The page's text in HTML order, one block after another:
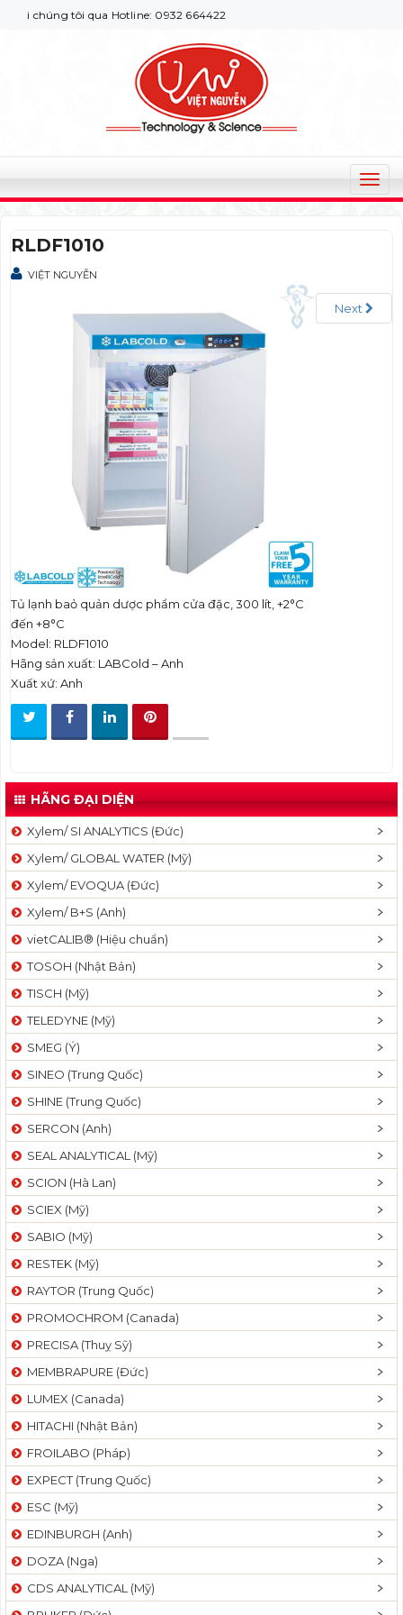
chúng tôi qua Hotline: 0932 664422
T
o
n
a
RLDF1010
VIỆT NGUYỄN
Next
Tủ lạnh baỏ quản dược phẩm cửa đặc, 300 lít, +2°C
đến +8°C
Model: RLDF1010
Hãng sản xuất: LABCold – Anh
Xuất xứ: Anh
HÃNG ĐẠI DIỆN
Xylem/ SI ANALYTICS (Đức)
Xylem/ GLOBAL WATER (Mỹ)
Xylem/ EVOQUA (Đức)
Xylem/ B+S (Anh)
vietCALIB® (Hiệu chuẩn)
TOSOH (Nhật Bản)
TISCH (Mỹ)
TELEDYNE (Mỹ)
SMEG (Ý)
SINEO (Trung Quốc)
SHINE (Trung Quốc)
SERCON (Anh)
SEAL ANALYTICAL (Mỹ)
SCION (Hà Lan)
SCIEX (Mỹ)
SABIO (Mỹ)
RESTEK (Mỹ)
RAYTOR (Trung Quốc)
PROMOCHROM (Canada)
PRECISA (Thuỵ Sỹ)
MEMBRAPURE (Đức)
LUMEX (Canada)
HITACHI (Nhật Bản)
FROILABO (Pháp)
EXPECT (Trung Quốc)
ESC (Mỹ)
EDINBURGH (Anh)
DOZA (Nga)
CDS ANALYTICAL (Mỹ)